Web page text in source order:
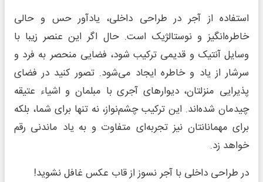
استفاده از آجر در طراحی داخلی، یادآور حس و حالی
خاطره‌انگیز و نوستالژیک است. حال اگر این عنصر زیبا با
وسایل آنتیک و قدیمی ترکیب شود، فضایی منحصر به فرد و
سرشار از یاد و خاطره ایجاد می‌شود. تصور کنید در فضای
پذیرایی منزلتان، دیوارهای آجری با مبلمان و اشیاء عتیقه
چیدمان شده‌اند. این ترکیب چشم‌نواز، نه تنها برای شما، بلکه
برای مهمانانتان نیز تجربه‌ای متفاوت و به یاد ماندنی رقم
خواهد زد.
در طراحی داخلی با آجر نسوز از قاب عکس غافل نشوید!